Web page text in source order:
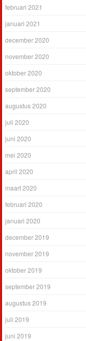
februari 2021
januari 2021
december 2020
november 2020
oktober 2020
september 2020
augustus 2020
juli 2020
juni 2020
mei 2020
april 2020
maart 2020
februari 2020
januari 2020
december 2019
november 2019
oktober 2019
september 2019
augustus 2019
juli 2019
juni 2019